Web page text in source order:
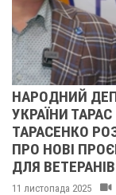
ДЕПУТАТ
РОЗПОВІВ
ПРОЄКТИ
0